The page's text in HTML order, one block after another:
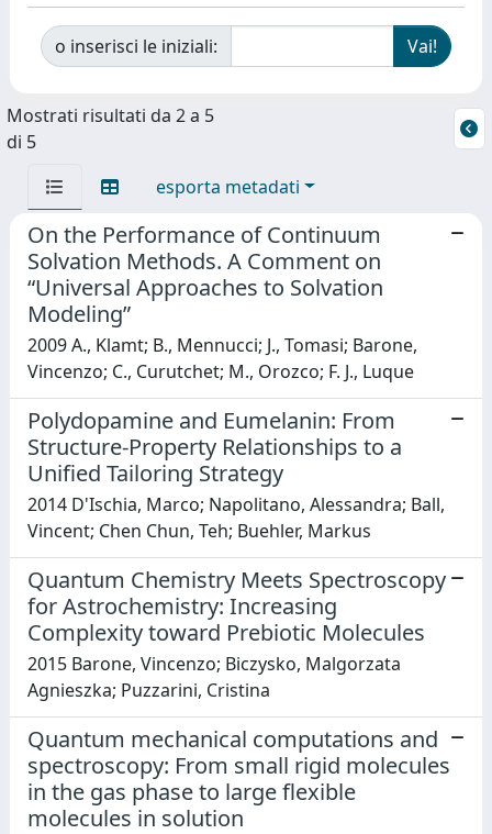
o inserisci le iniziali:
Mostrati risultati da 2 a 5
di 5
esporta metadati
On the Performance of Continuum
Solvation Methods. A Comment on
“Universal Approaches to Solvation
Modeling”
2009 A., Klamt; B., Mennucci; J., Tomasi; Barone,
Vincenzo; C., Curutchet; M., Orozco; F. J., Luque
Polydopamine and Eumelanin: From
Structure-Property Relationships to a
Unified Tailoring Strategy
2014 D'Ischia, Marco; Napolitano, Alessandra; Ball,
Vincent; Chen Chun, Teh; Buehler, Markus
Quantum Chemistry Meets Spectroscopy
for Astrochemistry: Increasing
Complexity toward Prebiotic Molecules
2015 Barone, Vincenzo; Biczysko, Malgorzata
Agnieszka; Puzzarini, Cristina
Quantum mechanical computations and
spectroscopy: From small rigid molecules
in the gas phase to large flexible
molecules in solution